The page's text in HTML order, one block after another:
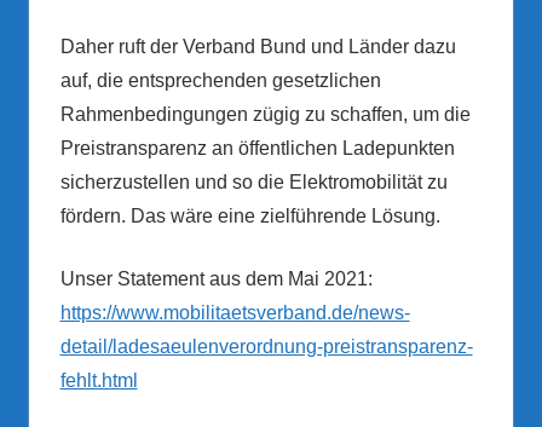
Daher ruft der Verband Bund und Länder dazu
auf, die entsprechenden gesetzlichen
Rahmenbedingungen zügig zu schaffen, um die
Preistransparenz an öffentlichen Ladepunkten
sicherzustellen und so die Elektromobilität zu
fördern. Das wäre eine zielführende Lösung.
Unser Statement aus dem Mai 2021:
https://www.mobilitaetsverband.de/news-
detail/ladesaeulenverordnung-preistransparenz-
fehlt.html